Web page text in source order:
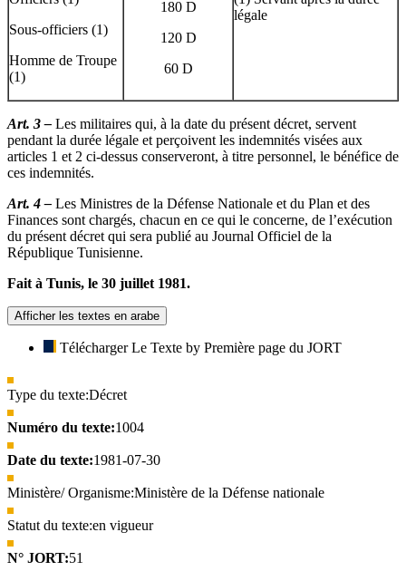
Sous-officiers (1)
Homme de Troupe
(1)
180 D
120 D
60 D
légale
Art. 3 – Les militaires qui, à la date du présent décret, servent
pendant la durée légale et perçoivent les indemnités visées aux
articles 1 et 2 ci-dessus conserveront, à titre personnel, le bénéfice de
ces indemnités.
Art. 4 – Les Ministres de la Défense Nationale et du Plan et des
Finances sont chargés, chacun en ce qui le concerne, de l’exécution
du présent décret qui sera publié au Journal Officiel de la
République Tunisienne.
Fait à Tunis, le 30 juillet 1981.
Afficher les textes en arabe
Télécharger Le Texte by Première page du JORT
Type du texte:Décret
Numéro du texte:1004
Date du texte:1981-07-30
Ministère/ Organisme:Ministère de la Défense nationale
Statut du texte:en vigueur
N° JORT:51